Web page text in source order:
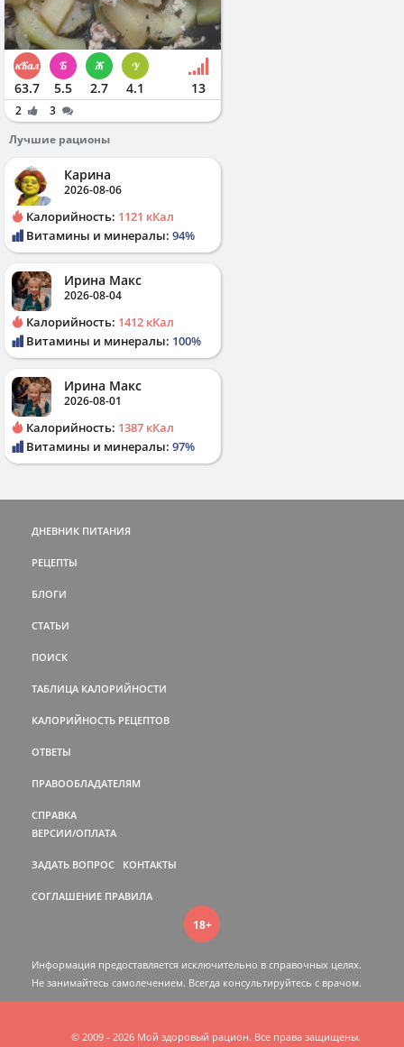
63.7 5.5 2.7 4.1 13
2
3
Лучшие рационы
Карина
2026-08-06
Калорийность: 1121 кКал
Витамины и минералы: 94%
Ирина Макс
2026-08-04
Калорийность: 1412 кКал
Витамины и минералы: 100%
Ирина Макс
2026-08-01
Калорийность: 1387 кКал
Витамины и минералы: 97%
ДНЕВНИК ПИТАНИЯ
РЕЦЕПТЫ
БЛОГИ
СТАТЬИ
ПОИСК
ТАБЛИЦА КАЛОРИЙНОСТИ
КАЛОРИЙНОСТЬ РЕЦЕПТОВ
ОТВЕТЫ
ПРАВООБЛАДАТЕЛЯМ
СПРАВКА
ВЕРСИИ/ОПЛАТА
ЗАДАТЬ ВОПРОС КОНТАКТЫ
СОГЛАШЕНИЕ ПРАВИЛА
18+
Информация предоставляется исключительно в справочных целях.
Не занимайтесь самолечением. Всегда консультируйтесь c врачом.
© 2009 - 2026 Мой здоровый рацион. Все права защищены.